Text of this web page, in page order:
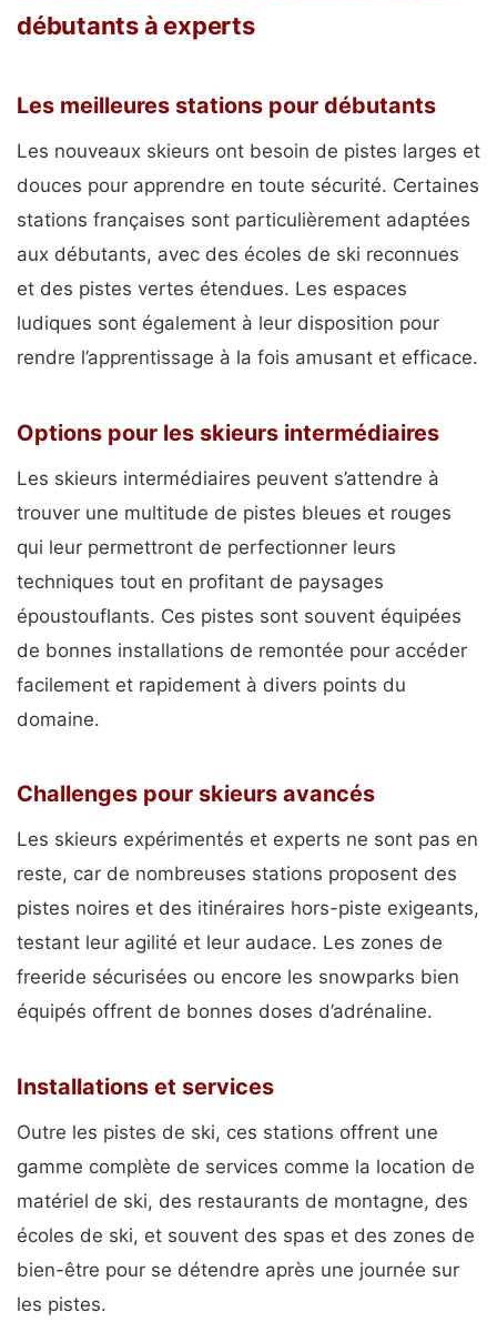
débutants à experts
Les meilleures stations pour débutants
Les nouveaux skieurs ont besoin de pistes larges et
douces pour apprendre en toute sécurité. Certaines
stations françaises sont particulièrement adaptées
aux débutants, avec des écoles de ski reconnues
et des pistes vertes étendues. Les espaces
ludiques sont également à leur disposition pour
rendre l’apprentissage à la fois amusant et efficace.
Options pour les skieurs intermédiaires
Les skieurs intermédiaires peuvent s’attendre à
trouver une multitude de pistes bleues et rouges
qui leur permettront de perfectionner leurs
techniques tout en profitant de paysages
époustouflants. Ces pistes sont souvent équipées
de bonnes installations de remontée pour accéder
facilement et rapidement à divers points du
domaine.
Challenges pour skieurs avancés
Les skieurs expérimentés et experts ne sont pas en
reste, car de nombreuses stations proposent des
pistes noires et des itinéraires hors-piste exigeants,
testant leur agilité et leur audace. Les zones de
freeride sécurisées ou encore les snowparks bien
équipés offrent de bonnes doses d’adrénaline.
Installations et services
Outre les pistes de ski, ces stations offrent une
gamme complète de services comme la location de
matériel de ski, des restaurants de montagne, des
écoles de ski, et souvent des spas et des zones de
bien-être pour se détendre après une journée sur
les pistes.